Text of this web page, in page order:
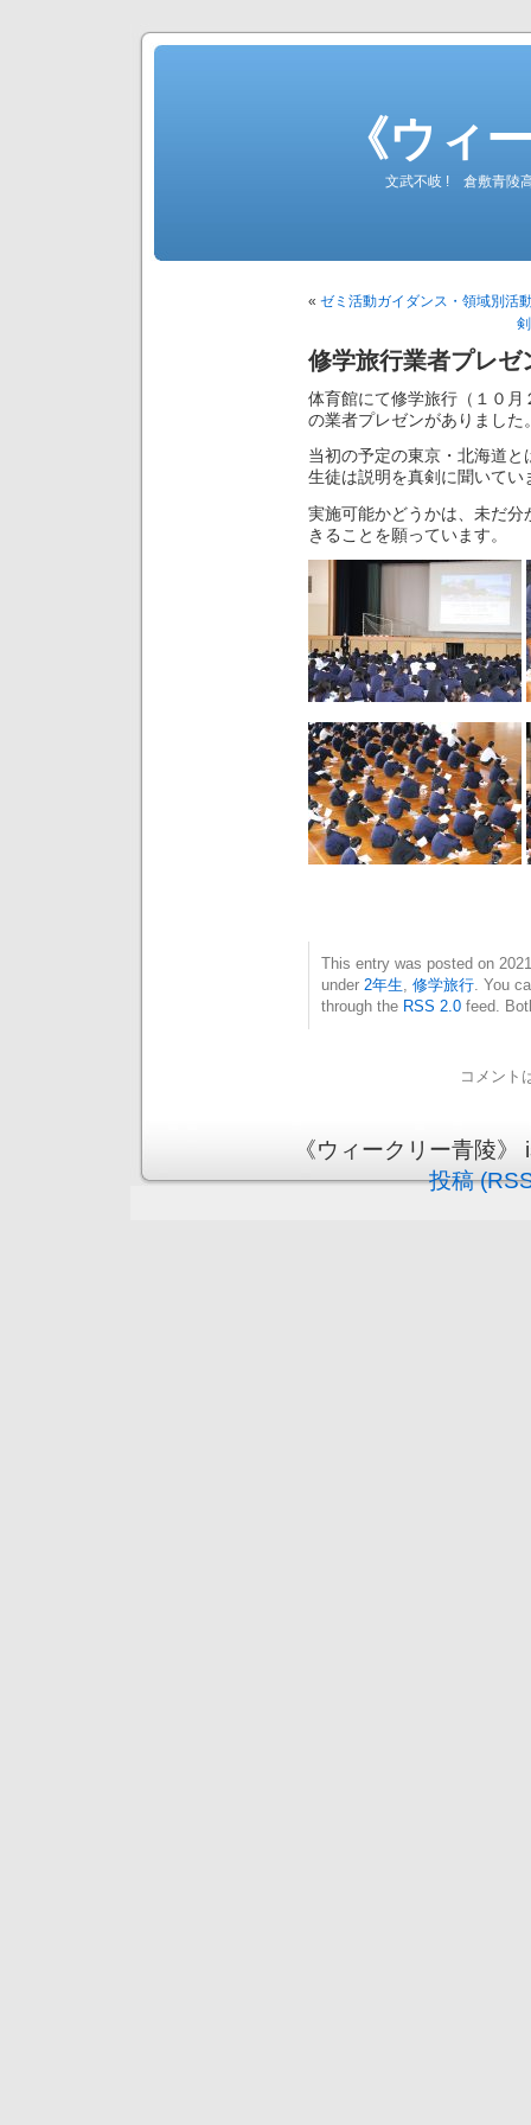
《ウィ
文武不岐 ! 倉敷青陵
« ゼミ活動ガイダンス・領域別活
修学旅行業者プレゼ
体育館にて修学旅行（１０
の業者プレゼンがありました
当初の予定の東京・北海道
生徒は説明を真剣に聞いてい
実施可能かどうかは、未だ
きることを願っています。
This entry was posted on
under 2年生 修学旅行 . You
through the RSS 2.0 feed.
コメント
《ウィークリー青陵
投稿